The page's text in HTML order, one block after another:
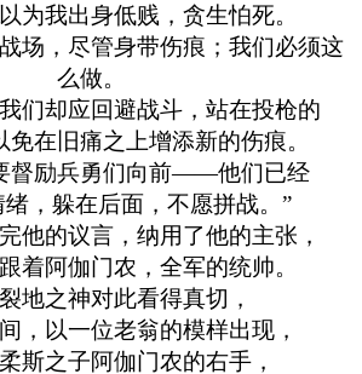
为我出身低贱，贪生怕死。
场，尽管身带伤痕；我们必须这
么做。
们却应回避战斗，站在投枪的
免在旧痛之上增添新的伤痕。
督励兵勇们向前——他们已经
，躲在后面，不愿拼战。”
他的议言，纳用了他的主张，
着阿伽门农，全军的统帅。
地之神对此看得真切，
，以一位老翁的模样出现，
斯之子阿伽门农的右手，